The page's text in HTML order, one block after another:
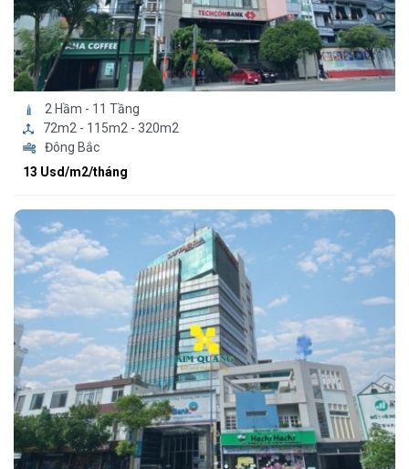
2 Hầm - 11 Tầng
72m2 - 115m2 - 320m2
Đông Bắc
13 Usd/m2/tháng